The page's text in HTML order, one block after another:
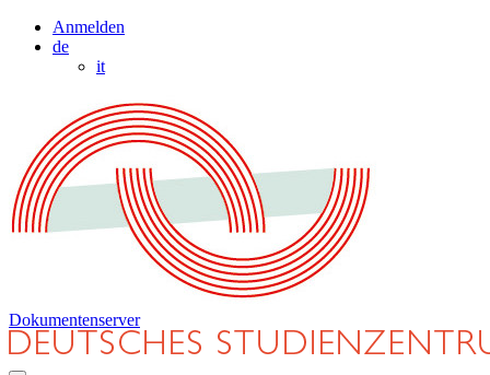
Anmelden
de
it
Dokumentenserver